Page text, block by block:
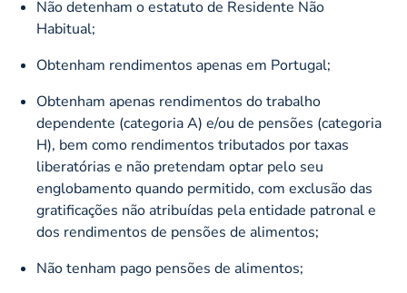
Não detenham o estatuto de Residente Não
Habitual;
Obtenham rendimentos apenas em Portugal;
Obtenham apenas rendimentos do trabalho
dependente (categoria A) e/ou de pensões (categoria
H), bem como rendimentos tributados por taxas
liberatórias e não pretendam optar pelo seu
englobamento quando permitido, com exclusão das
gratificações não atribuídas pela entidade patronal e
dos rendimentos de pensões de alimentos;
Não tenham pago pensões de alimentos;